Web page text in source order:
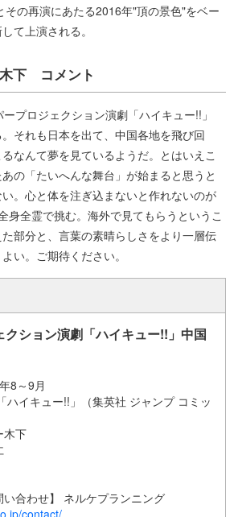
の再演にあたる2016年"頂の景色"をベー
て上演される。
下 コメント
プロジェクション演劇「ハイキュー!!」
それも日本を出て、中国各地を飛び回
なんて夢を見ているようだ。とはいえこ
の「たいへんな舞台」が始まると思うと
。心と体を注ぎ込まないと作れないのが
身全霊で挑む。海外で見てもらうというこ
部分と、言葉の素晴らしさをより一層伝
い。ご期待ください。
クション演劇「ハイキュー!!」中国
8～9月
ハイキュー!!」（集英社 ジャンプ コミッ
木下
い合わせ】 ネルケプランニング